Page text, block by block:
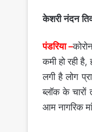
केशरी नंदन
पंडरिया –
कमी हो रही
लगी है लोग
ब्लॉक के चारों
आम नागरिक